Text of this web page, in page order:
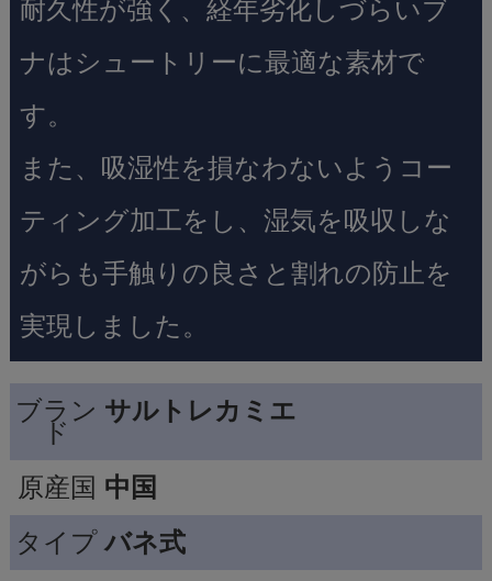
耐久性が強く、経年劣化しづらいブ
ナはシュートリーに最適な素材で
す。
また、吸湿性を損なわないようコー
ティング加工をし、湿気を吸収しな
がらも手触りの良さと割れの防止を
実現しました。
ブラン
ド
サルトレカミエ
原産国 中国
タイプ バネ式